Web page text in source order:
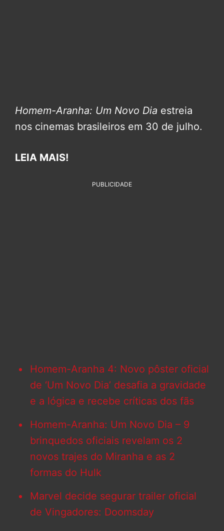
Homem-Aranha: Um Novo Dia estreia
nos cinemas brasileiros em 30 de julho.
LEIA MAIS!
PUBLICIDADE
Homem-Aranha 4: Novo pôster oficial
de ‘Um Novo Dia’ desafia a gravidade
e a lógica e recebe críticas dos fãs
Homem-Aranha: Um Novo Dia – 9
brinquedos oficiais revelam os 2
novos trajes do Miranha e as 2
formas do Hulk
Marvel decide segurar trailer oficial
de Vingadores: Doomsday